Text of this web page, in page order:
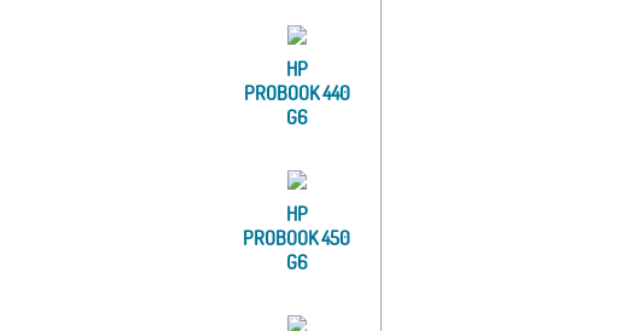
HP
PROBOOK 440
G6
HP
PROBOOK 450
G6